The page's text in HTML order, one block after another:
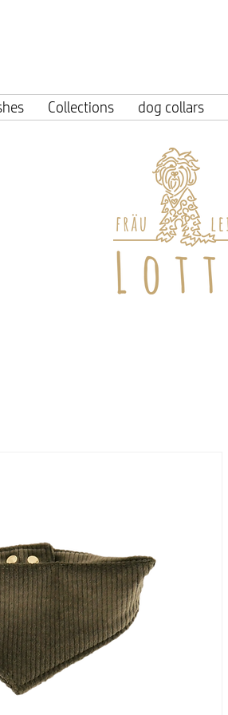
Collections dog collars